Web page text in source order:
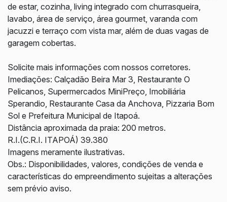
de estar, cozinha, living integrado com churrasqueira,
lavabo, área de serviço, área gourmet, varanda com
jacuzzi e terraço com vista mar, além de duas vagas de
garagem cobertas.
Solicite mais informações com nossos corretores.
Imediações: Calçadão Beira Mar 3, Restaurante O
Pelicanos, Supermercados MiniPreço, Imobiliária
Sperandio, Restaurante Casa da Anchova, Pizzaria Bom
Sol e Prefeitura Municipal de Itapoá.
Distância aproximada da praia: 200 metros.
R.I.(C.R.I. ITAPOÁ) 39.380
Imagens meramente ilustrativas.
Obs.: Disponibilidades, valores, condições de venda e
características do empreendimento sujeitas a alterações
sem prévio aviso.